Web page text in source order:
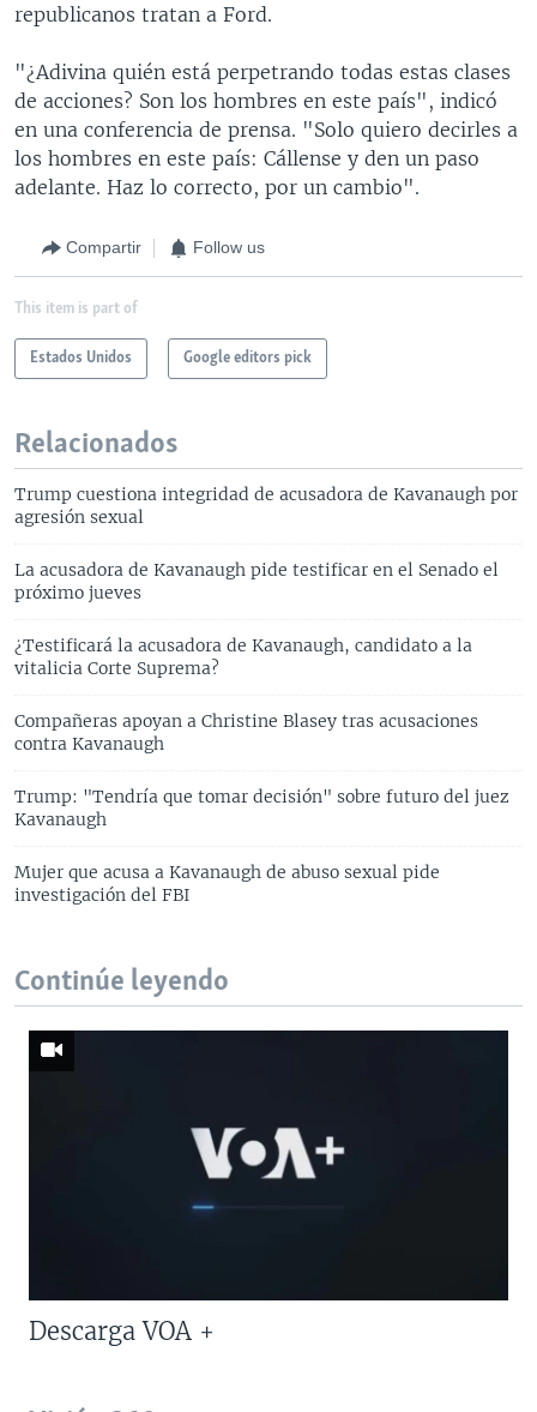
republicanos tratan a Ford.
"¿Adivina quién está perpetrando todas estas clases
de acciones? Son los hombres en este país", indicó
en una conferencia de prensa. "Solo quiero decirles a
los hombres en este país: Cállense y den un paso
adelante. Haz lo correcto, por un cambio".
Compartir Follow us
This item is part of
Estados Unidos Google editors pick
Relacionados
Trump cuestiona integridad de acusadora de Kavanaugh por
agresión sexual
La acusadora de Kavanaugh pide testificar en el Senado el
próximo jueves
¿Testificará la acusadora de Kavanaugh, candidato a la
vitalicia Corte Suprema?
Compañeras apoyan a Christine Blasey tras acusaciones
contra Kavanaugh
Trump: "Tendría que tomar decisión" sobre futuro del juez
Kavanaugh
Mujer que acusa a Kavanaugh de abuso sexual pide
investigación del FBI
Continúe leyendo
Descarga VOA +